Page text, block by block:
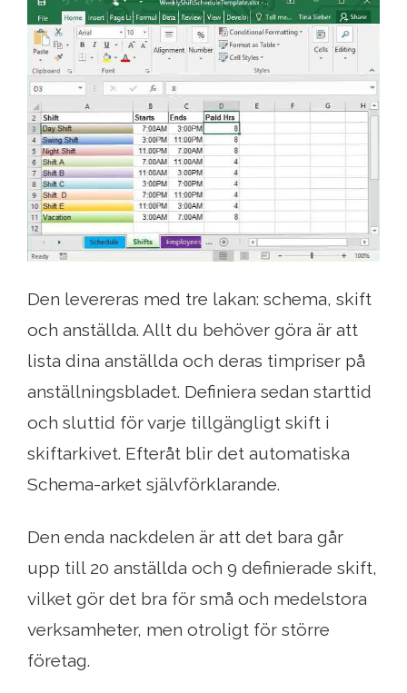
Den levereras med tre lakan: schema, skift
och anställda. Allt du behöver göra är att
lista dina anställda och deras timpriser på
anställningsbladet. Definiera sedan starttid
och sluttid för varje tillgängligt skift i
skiftarkivet. Efteråt blir det automatiska
Schema-arket självförklarande.
Den enda nackdelen är att det bara går
upp till 20 anställda och 9 definierade skift,
vilket gör det bra för små och medelstora
verksamheter, men otroligt för större
företag.